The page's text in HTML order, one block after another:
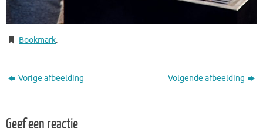
Bookmark.
Vorige afbeelding Volgende afbeelding
Geef een reactie